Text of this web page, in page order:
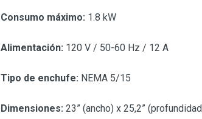
Consumo máximo: 1.8 kW
Alimentación: 120 V / 50-60 Hz / 12 A
Tipo de enchufe: NEMA 5/15
Dimensiones: 23” (ancho) x 25,2”